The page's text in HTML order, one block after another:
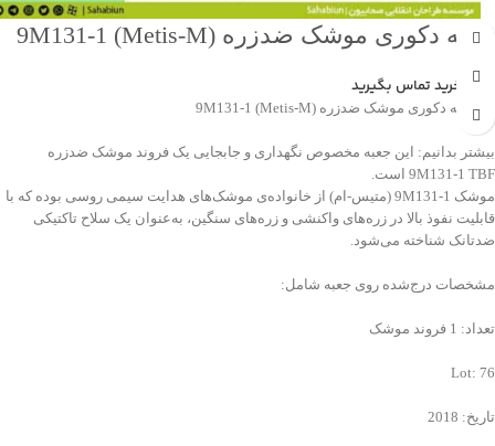
جعبه دکوری موشک ضدزره 9M131-1 (Metis-M)
جهت خرید تماس بگیرید
💠 جعبه دکوری موشک ضدزره 9M131-1 (Metis-M)
بیشتر بدانیم: این جعبه مخصوص نگهداری و جابجایی یک فروند موشک ضدزره
9M131-1 TBF است.
موشک 9M131-1 (متیس-ام) از خانواده‌ی موشک‌های هدایت سیمی روسی بوده که با
قابلیت نفوذ بالا در زره‌های واکنشی و زره‌های سنگین، به‌عنوان یک سلاح تاکتیکی
ضدتانک شناخته می‌شود.
مشخصات درج‌شده روی جعبه شامل:
تعداد: 1 فروند موشک
Lot: 76
تاریخ: 2018